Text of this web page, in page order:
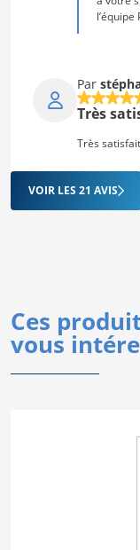
l’équipe
Par
Très
Très
VOIR LES 21 AVIS
Ces
vous